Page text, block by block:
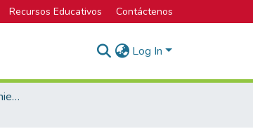
Recursos Educativos Contáctenos
Log In
Licenciatura en Mantenimiento Industrial